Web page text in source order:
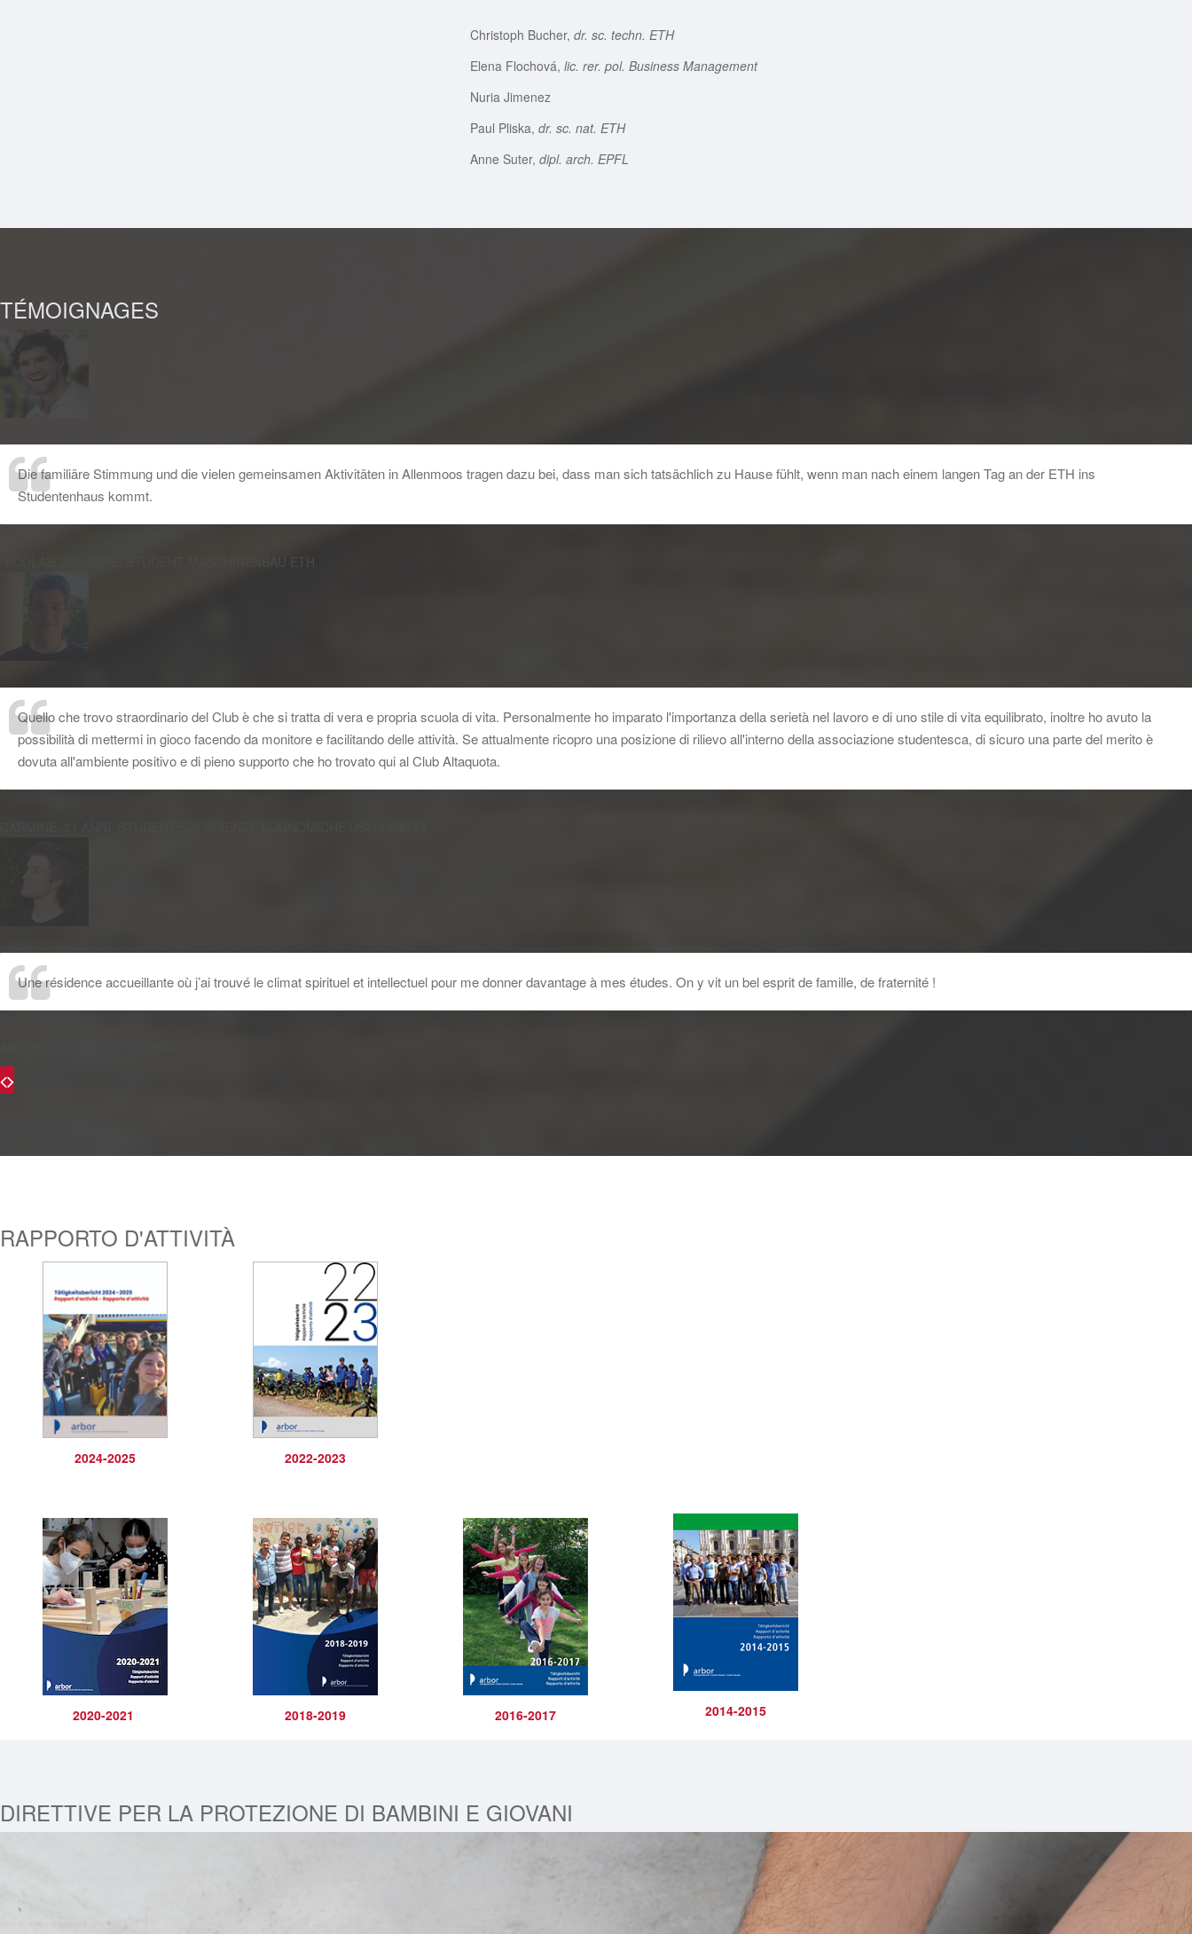
Christoph Bucher, dr. sc. techn. ETH
Elena Flochová, lic. rer. pol. Business Management
Nuria Jimenez
Paul Pliska, dr. sc. nat. ETH
Anne Suter, dipl. arch. EPFL
TÉMOIGNAGES
Die familiäre Stimmung und die vielen gemeinsamen Aktivitäten in Allenmoos tragen dazu bei, dass man sich tatsächlich zu Hause fühlt, wenn man nach einem langen Tag an der ETH ins
Studentenhaus kommt.
Quello che trovo straordinario del Club è che si tratta di vera e propria scuola di vita. Personalmente ho imparato l'importanza della serietà nel lavoro e di uno stile di vita equilibrato, inoltre ho avuto la
possibilità di mettermi in gioco facendo da monitore e facilitando delle attività. Se attualmente ricopro una posizione di rilievo all'interno della associazione studentesca, di sicuro una parte del merito è
dovuta all'ambiente positivo e di pieno supporto che ho trovato qui al Club Altaquota.
Une résidence accueillante où j’ai trouvé le climat spirituel et intellectuel pour me donner davantage à mes études. On y vit un bel esprit de famille, de fraternité !
RAPPORTO D'ATTIVITÀ
2024-2025 2022-2023
2020-2021 2018-2019 2016-2017 2014-2015
DIRETTIVE PER LA PROTEZIONE DI BAMBINI E GIOVANI